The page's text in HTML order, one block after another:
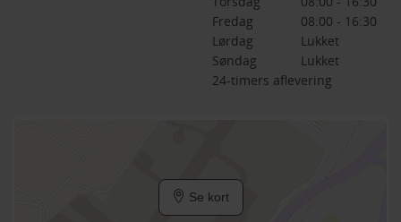
Fredag
08:00 - 16:30
Lørdag
Lukket
Søndag
Lukket
24-timers aflevering
Se kort